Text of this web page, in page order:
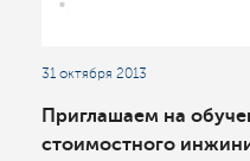
31 октября 2013
Приглашаем на
стоимостного